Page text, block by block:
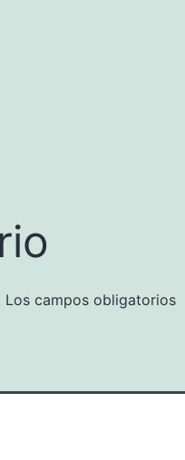
Los campos obligatorios